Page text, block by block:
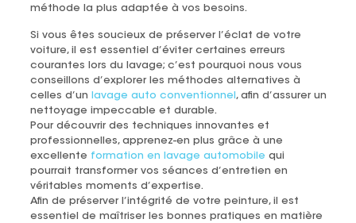
méthode la plus adaptée à vos besoins.
Si vous êtes soucieux de préserver l’éclat de votre
voiture, il est essentiel d’éviter certaines erreurs
courantes lors du lavage; c’est pourquoi nous vous
conseillons d’explorer les méthodes alternatives à
celles d’un
lavage auto conventionnel , afin d’assurer un
nettoyage impeccable et durable.
Pour découvrir des techniques innovantes et
professionnelles, apprenez-en plus grâce à une
excellente formation en lavage automobile qui
pourrait transformer vos séances d’entretien en
véritables moments d’expertise.
Afin de préserver l’intégrité de votre peinture, il est
essentiel de maîtriser les bonnes pratiques en matière